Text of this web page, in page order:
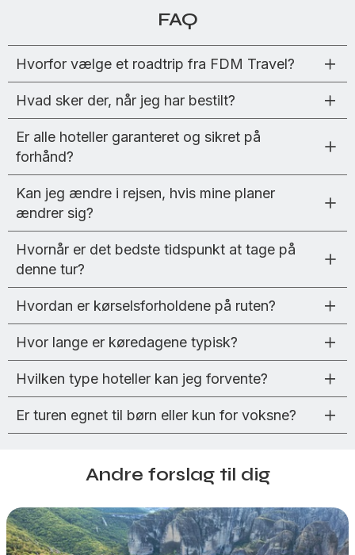
FAQ
Hvorfor vælge et roadtrip fra FDM Travel?
Hvad sker der, når jeg har bestilt?
Er alle hoteller garanteret og sikret på
forhånd?
Kan jeg ændre i rejsen, hvis mine planer
ændrer sig?
Hvornår er det bedste tidspunkt at tage på
denne tur?
Hvordan er kørselsforholdene på ruten?
Hvor lange er køredagene typisk?
Hvilken type hoteller kan jeg forvente?
Er turen egnet til børn eller kun for voksne?
Andre forslag til dig